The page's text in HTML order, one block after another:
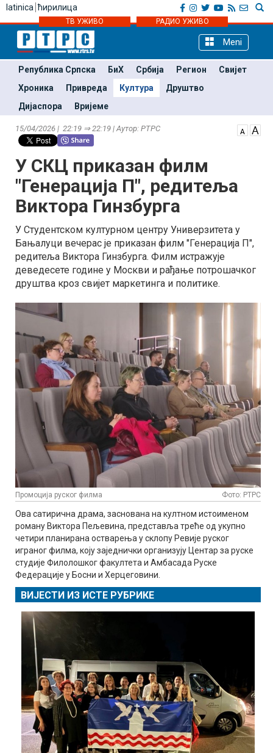
latinica ћирилица
ТВ УЖИВО РАДИО УЖИВО
Meni
Република Српска БиХ Србија Регион
Свијет
Хроника
Привреда Култура
Друштво
Дијаспора
Вријеме
15/04/2026 | 22:19 ⇒ 22:19 | Аутор: РТРС
У СКЦ приказан филм
"Генерација П", редитеља
Виктора Гинзбурга
У Студентском културном центру Универзитета у
Бањалуци вечерас је приказан филм "Генерација П",
редитеља Виктора Гинзбурга. Филм истражује
деведесете године у Москви и рађање потрошачког
друштва кроз свијет маркетинга и политике.
Промоција руског филма Фото: РТРС
Ова сатирична драма, заснована на култном истоименом
роману Виктора Пељевина, представља треће од укупно
четири планирана остварења у склопу Ревије руског
играног филма, коју заједнички организују Центар за руске
студије Филолошког факултета и Амбасада Руске
Федерације у Босни и Херцеговини.
ВИЈЕСТИ ИЗ ИСТЕ РУБРИКЕ